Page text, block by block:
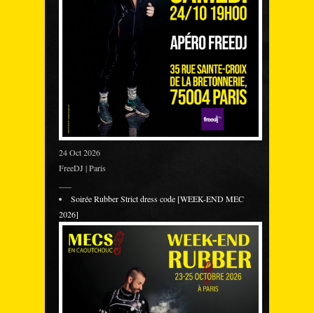
24 Oct 2026
FreeDJ | Paris
Soirée Rubber Strict dress code [WEEK-END MEC
2026]